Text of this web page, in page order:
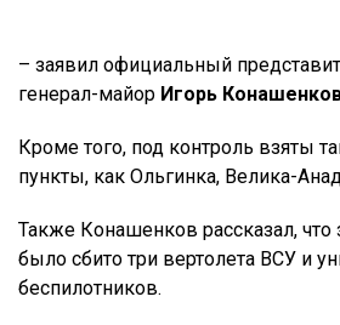
– заявил официальный
генерал-майор Игорь
Кроме того, под контроль взяты
пункты, как Ольгинка, Велика-
Также Конашенков рассказал, что
было сбито три вертолета ВСУ и
беспилотников.